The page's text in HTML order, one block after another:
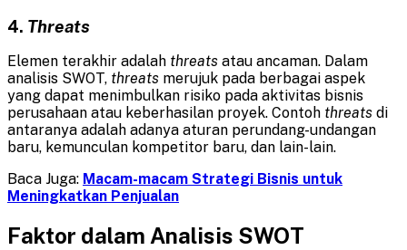
4. Threats
Elemen terakhir adalah threats atau ancaman. Dalam
analisis SWOT, threats merujuk pada berbagai aspek
yang dapat menimbulkan risiko pada aktivitas bisnis
perusahaan atau keberhasilan proyek. Contoh threats di
antaranya adalah adanya aturan perundang-undangan
baru, kemunculan kompetitor baru, dan lain-lain.
Baca Juga: Macam-macam Strategi Bisnis untuk
Meningkatkan Penjualan
Faktor dalam Analisis SWOT